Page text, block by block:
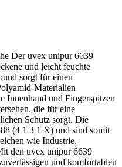
Der uvex unipur 6639
und leicht feuchte
sorgt für einen
Materialien
Innenhand und Fingerspitzen
die für eine
Schutz sorgt. Die
(4 1 3 1 X) und sind somit
wie Industrie,
den uvex unipur 6639
und komfortablen